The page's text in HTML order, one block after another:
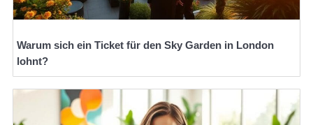
Warum sich ein Ticket für den Sky Garden in London
lohnt?